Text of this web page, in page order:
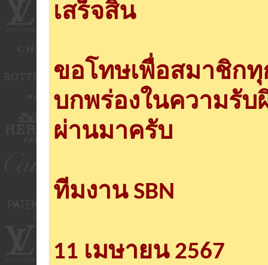
เสร็จสิ้น
ขอโทษเพื่อสมาชิก
บกพร่องในความรั
ผ่านมาครับ
ทีมงาน SBN
11 เมษายน 2567